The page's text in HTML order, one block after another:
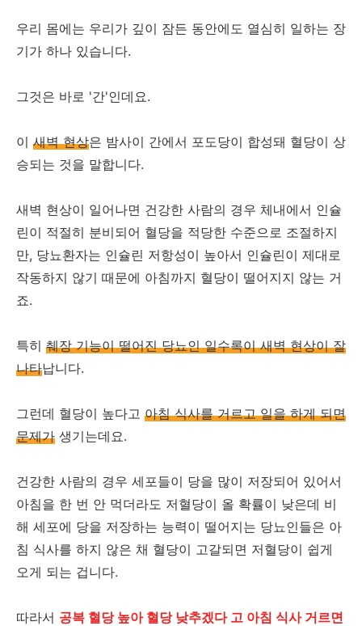
우리 몸에는 우리가 깊이 잠든 동안에도 열심히 일하는 장
기가 하나 있습니다.
그것은 바로 '간'인데요.
이 새벽 현상은 밤사이 간에서 포도당이 합성돼 혈당이 상
승되는 것을 말합니다.
새벽 현상이 일어나면 건강한 사람의 경우 체내에서 인슐
린이 적절히 분비되어 혈당을 적당한 수준으로 조절하지
만, 당뇨환자는 인슐린 저항성이 높아서 인슐린이 제대로
작동하지 않기 때문에 아침까지 혈당이 떨어지지 않는 거
죠.
특히 췌장 기능이 떨어진 당뇨인 일수록이 새벽 현상이 잘
나타납니다.
그런데 혈당이 높다고 아침 식사를 거르고 일을 하게 되면
문제가 생기는데요.
건강한 사람의 경우 세포들이 당을 많이 저장되어 있어서
아침을 한 번 안 먹더라도 저혈당이 올 확률이 낮은데 비
해 세포에 당을 저장하는 능력이 떨어지는 당뇨인들은 아
침 식사를 하지 않은 채 혈당이 고갈되면 저혈당이 쉽게
오게 되는 겁니다.
따라서 공복 혈당 높아 혈당 낮추겠다 고 아침 식사 거르면